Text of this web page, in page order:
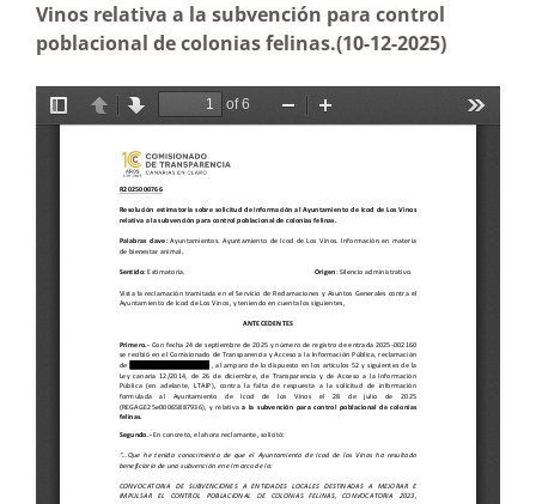
Vinos relativa a la subvención para control
poblacional de colonias felinas.(10-12-2025)